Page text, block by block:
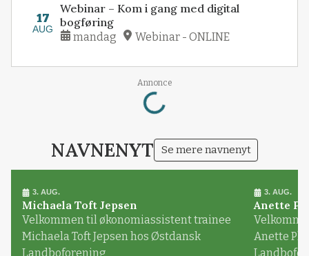
17
AUG
Webinar – Kom i gang med digital
bogføring
mandag Webinar - ONLINE
Annonce
Loading...
NAVNENYT Se mere navnenyt
3. AUG.
Michaela Toft Jepsen
Velkommen til økonomiassistent trainee
Michaela Toft Jepsen hos Østdansk
Landboforening
3. AUG.
Anette
Anette